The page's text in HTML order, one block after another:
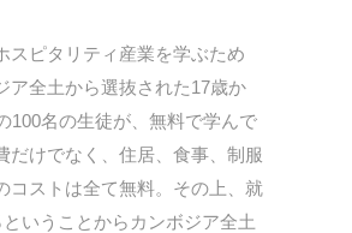
スピタリティ産業を学ぶため
ア全土から選抜された17歳か
100名の生徒が、無料で学んで
だけでなく、住居、食事、制服
コストは全て無料。その上、就
いうことからカンボジア全土